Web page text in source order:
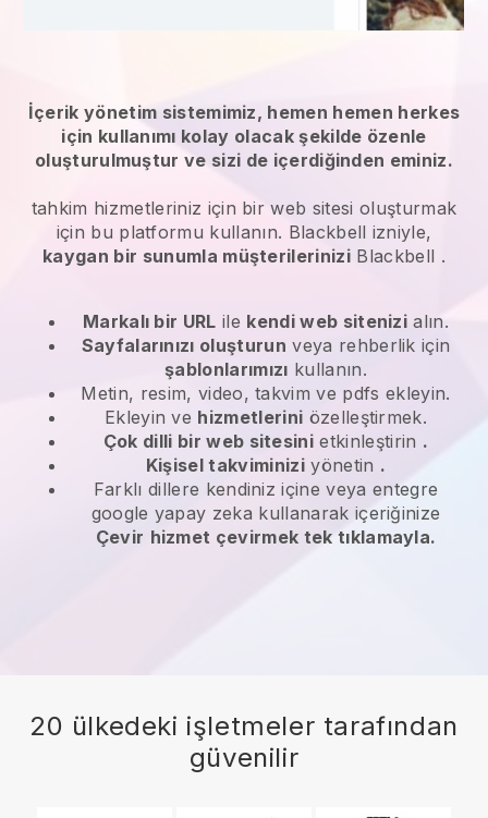
İçerik yönetim sistemimiz, hemen hemen herkes
için kullanımı kolay olacak şekilde özenle
oluşturulmuştur ve sizi de içerdiğinden eminiz.
tahkim hizmetleriniz için bir web sitesi oluşturmak
için bu platformu kullanın. Blackbell izniyle,
kaygan bir sunumla müşterilerinizi Blackbell .
Markalı bir URL ile kendi web sitenizi alın.
Sayfalarınızı oluşturun veya rehberlik için
şablonlarımızı kullanın.
Metin, resim, video, takvim ve pdfs ekleyin.
Ekleyin ve hizmetlerini özelleştirmek.
Çok dilli bir web sitesini etkinleştirin .
Kişisel takviminiziyönetin .
Farklı dillere kendiniz içine veya entegre
google yapay zeka kullanarak içeriğinize
Çevir hizmet çevirmek tek tıklamayla.
20 ülkedeki işletmeler tarafından
güvenilir